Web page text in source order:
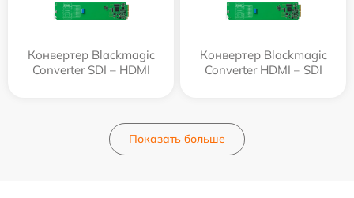
Конвертер Blackmagic
Converter SDI – HDMI
Конвертер Blackmagic
Converter HDMI – SDI
Показать больше